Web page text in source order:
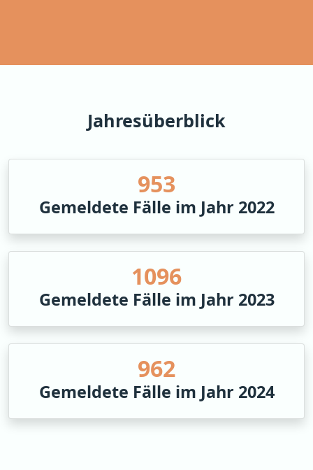
Jahresüberblick
1163
Gemeldete Fälle im Jahr 2022
1337
Gemeldete Fälle im Jahr 2023
1174
Gemeldete Fälle im Jahr 2024